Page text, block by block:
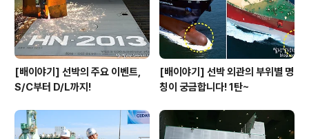
[배이야기] 선박의 주요 이벤트,
S/C부터 D/L까지!
[배이야기] 선박 외관의 부위별 명
칭이 궁금합니다! 1탄~